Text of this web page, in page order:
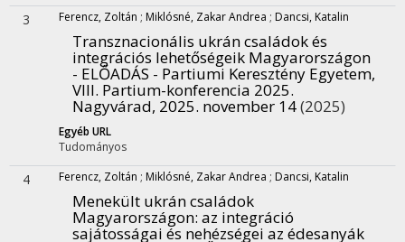
3 Ferencz, Zoltán ; Miklósné, Zakar Andrea ; Dancsi, Katalin
Transznacionális ukrán családok és
integrációs lehetőségeik Magyarországon
- ELŐADÁS - Partiumi Keresztény Egyetem,
VIII. Partium-konferencia 2025.
Nagyvárad, 2025. november 14(2025)
Egyéb URL
Tudományos
4 Ferencz, Zoltán ; Miklósné, Zakar Andrea ; Dancsi, Katalin
Menekült ukrán családok
Magyarországon: az integráció
sajátosságai és nehézségei az édesanyák